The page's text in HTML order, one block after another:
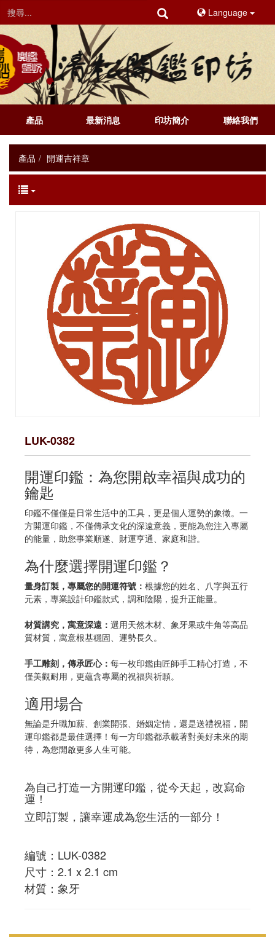
Language
產品 最新消息 印坊簡介 聯絡我們
產品 開運吉祥章
LUK-0382
開運印鑑：為您開啟幸福與成功的
鑰匙
印鑑不僅僅是日常生活中的工具，更是個人運勢的象徵。一
方開運印鑑，不僅傳承文化的深遠意義，更能為您注入專屬
的能量，助您事業順遂、財運亨通、家庭和諧。
為什麼選擇開運印鑑？
量身訂製，專屬您的開運符號： 根據您的姓名、八字與五行
元素，專業設計印鑑款式，調和陰陽，提升正能量。
材質講究，寓意深遠： 選用天然木材、象牙果或牛角等高品
質材質，寓意根基穩固、運勢長久。
手工雕刻，傳承匠心： 每一枚印鑑由匠師手工精心打造，不
僅美觀耐用，更蘊含專屬的祝福與祈願。
適用場合
無論是升職加薪、創業開張、婚姻定情，還是送禮祝福，開
運印鑑都是最佳選擇！每一方印鑑都承載著對美好未來的期
待，為您開啟更多人生可能。
為自己打造一方開運印鑑，從今天起，改寫命
運！
立即訂製，讓幸運成為您生活的一部分！
編號：LUK-0382
尺寸：2.1 x 2.1 cm
材質：象牙